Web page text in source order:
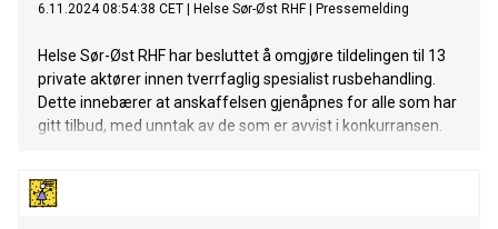
6.11.2024 08:54:38 CET Helse Sør-Øst RHF| Pressemelding
Helse Sør-Øst RHF har besluttet å omgjøre tildelingen til 13
private aktører innen tverrfaglig spesialist rusbehandling.
Dette innebærer at anskaffelsen gjenåpnes for alle som har
gitt tilbud, med unntak av de som er avvist i konkurransen.